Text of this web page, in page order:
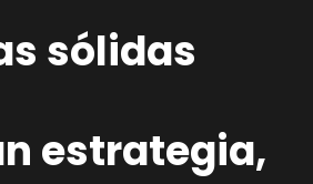
sólidas
estrategia,